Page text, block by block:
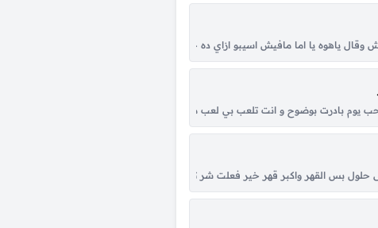
واحضن لهفتي و امسح بكفك دمعتي اتعبني صدك للامانه ياخلي ليتك تحس باللي
وقال ياهوه يا اما مافيش اسيبو ازاي ده حاجه ما تجيش ده روحي انا ده اللي بيه
كل الحبايب في زمنا يلتقون احكي و قلي و بسمع وش عليك و ايش لك و اعرف انك لو...
احب يوم بادرت بوضوح و انت تلعب بي لعب ما بقى بي حيل ابوح وانت ادرى بالسبب
قبله اذا كان الخطا منك تراني مسامحة يارب تعال اسال علي مره انا قلبي تعب
بس القهر واكبر قهر خير فعلت شر تنول باخذ بثاري وقراري بخليك كيفي وخياري